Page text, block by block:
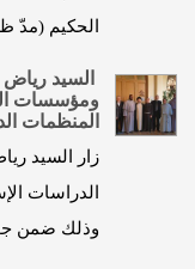
الحكيم (مدّ
السيد
ومؤسسات
المنظمات
زار السيد
الدراسات
وذلك ضمن